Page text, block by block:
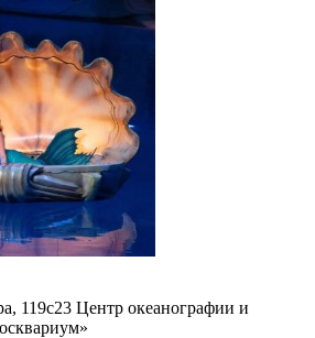
119с23 Центр океанографии и